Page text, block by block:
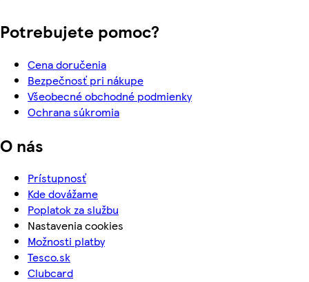
Potrebujete pomoc?
Cena doručenia
Bezpečnosť pri nákupe
Všeobecné obchodné podmienky
Ochrana súkromia
O nás
Prístupnosť
Kde dovážame
Poplatok za službu
Nastavenia cookies
Možnosti platby
Tesco.sk
Clubcard